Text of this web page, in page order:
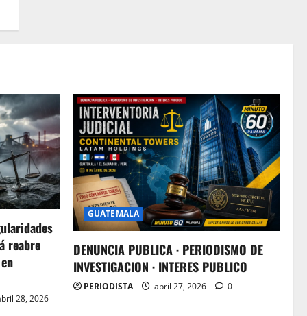
reabre
28, 2026
GUATEMALA
DENUNCIA PUBLICA · PERIODISMO DE
INVESTIGACION · INTERES PUBLICO
PERIODISTA abril 27, 2026 0